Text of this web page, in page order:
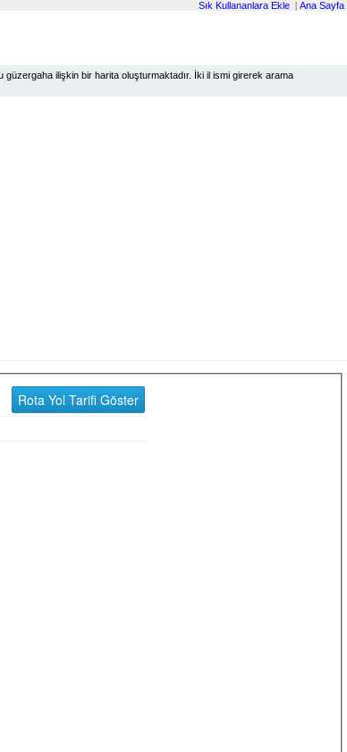
Sık Kullananlara Ekle | Ana Sayfa
ilişkin bir harita oluşturmaktadır. İki il ismi girerek arama